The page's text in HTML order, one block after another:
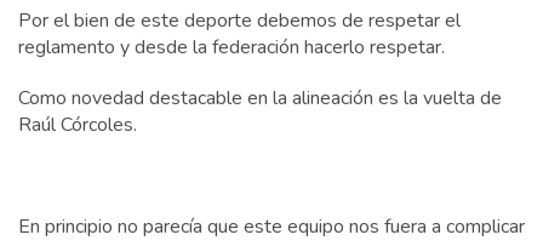
Por el bien de este deporte debemos de respetar el
reglamento y desde la federación hacerlo respetar.
Como novedad destacable en la alineación es la vuelta de
Raúl Córcoles.
En principio no parecía que este equipo nos fuera a complicar